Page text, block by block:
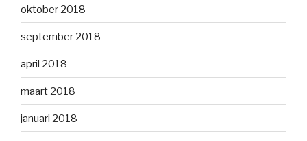
oktober 2018
september 2018
april 2018
maart 2018
januari 2018